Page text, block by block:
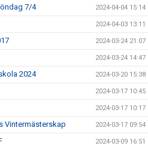
7/4 2024-04-04 15:14
2024-04-03 13:11
2024-03-24 21:07
2024-03-24 14:47
2024 2024-03-20 15:38
2024-03-17 10:45
2024-03-17 10:17
Vintermästerskap 2024-03-17 09:54
2024-03-09 16:51